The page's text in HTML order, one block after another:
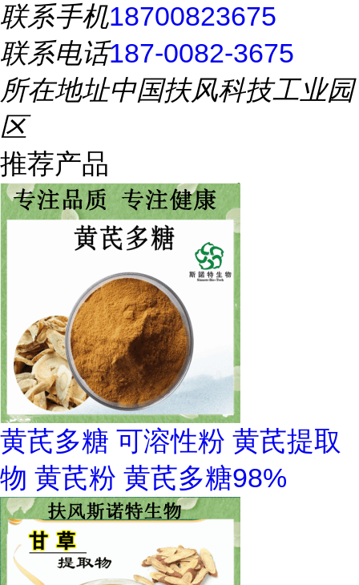
联系手机18700823675
联系电话187-0082-3675
所在地址中国扶风科技工业园
区
推荐产品
黄芪多糖 可溶性粉 黄芪提取
物 黄芪粉 黄芪多糖98%